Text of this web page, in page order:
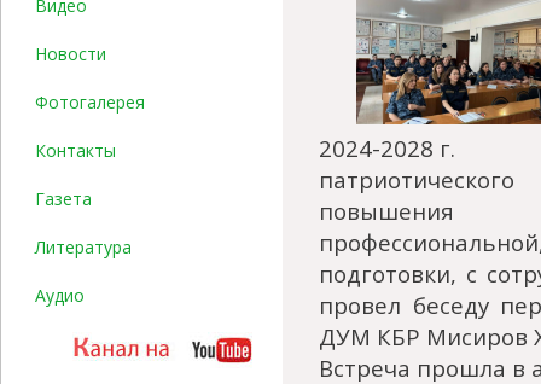
Видео
Новости
Фотогалерея
Контакты
Газета
Литература
Аудио
2024-2028 г.
повышения
подготовки, с
провел беседу
ДУМ КБР Мисиров
Встреча прошла в